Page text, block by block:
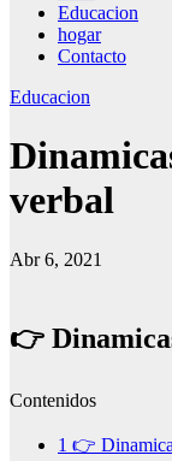
Educacion
hogar
Contacto
Educacion
verbal
Abr 6, 2021
👉
Contenidos
1 👉